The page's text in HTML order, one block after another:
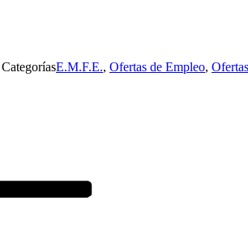
CategoríasE.M.F.E., Ofertas de Empleo,